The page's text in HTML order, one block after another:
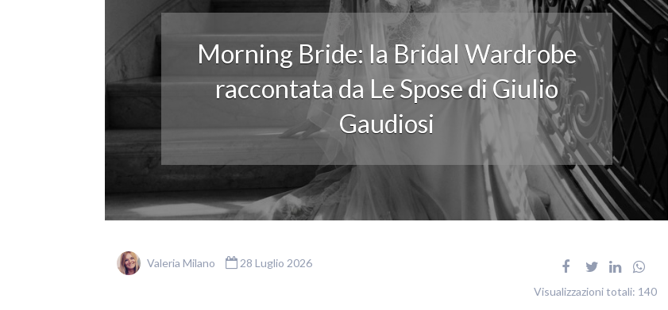
Morning Bride: la Bridal Wardrobe
raccontata da Le Spose di Giulio
Gaudiosi
Valeria Milano 28 Luglio 2026
Visualizzazioni totali: 140